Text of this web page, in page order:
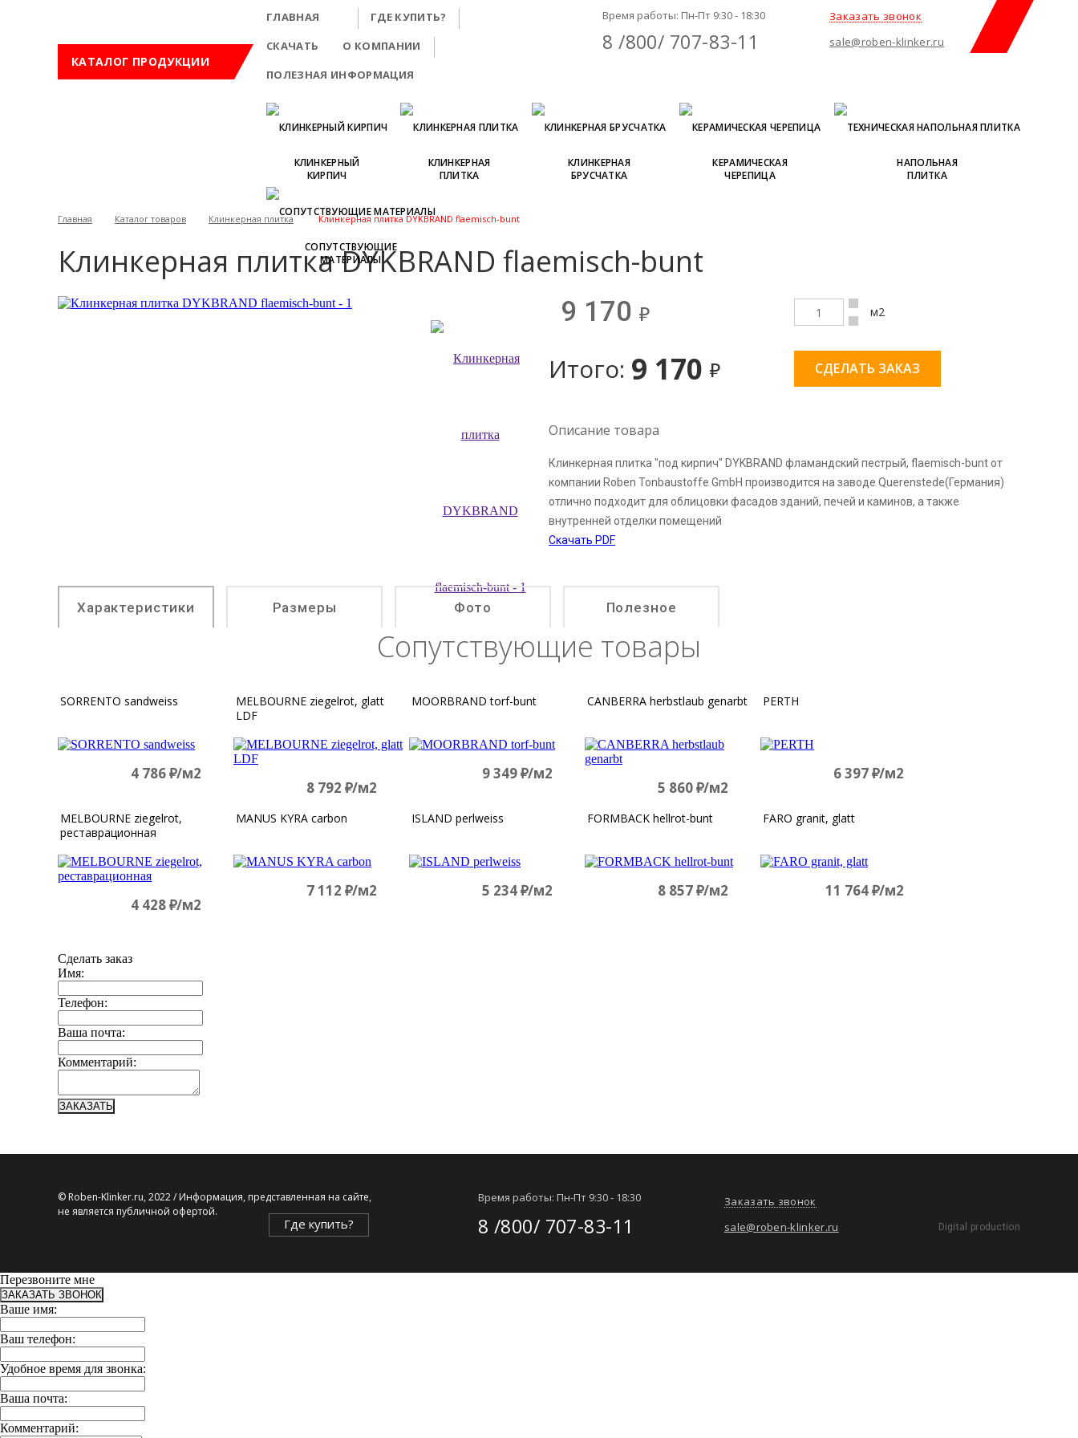
ГЛАВНАЯ
ГДЕ КУПИТЬ?
СКАЧАТЬ
О КОМПАНИИ
ПОЛЕЗНАЯ ИНФОРМАЦИЯ
Заказать звонок
sale@roben-klinker.ru
Время работы: Пн-Пт 9:30 - 18:30
8 /800/ 707-83-11
КЛИНКЕРНЫЙ
КИРПИЧ
КЛИНКЕРНАЯ
ПЛИТКА
КЛИНКЕРНАЯ
БРУСЧАТКА
КЕРАМИЧЕСКАЯ
ЧЕРЕПИЦА
НАПОЛЬНАЯ
ПЛИТКА
СОПУТСТВУЮЩИЕ
МАТЕРИАЛЫ
КАТАЛОГ ПРОДУКЦИИ
Главная Каталог товаров Клинкерная плитка Клинкерная плитка DYKBRAND flaemisch-bunt
Клинкерная плитка DYKBRAND flaemisch-bunt
9 170 д
Итого: 9 170 д
м2
СДЕЛАТЬ ЗАКАЗ
Описание товара
Клинкерная плитка "под кирпич" DYKBRAND фламандский пестрый, flaemisch-bunt от
компании Roben Tonbaustoffe GmbH производится на заводе Querenstede(Германия)
отлично подходит для облицовки фасадов зданий, печей и каминов, а также
внутренней отделки помещений
Скачать PDF
Характеристики Размеры Фото Полезное
Сопутствующие товары
SORRENTO sandweiss
4 786 д/м2
MELBOURNE ziegelrot, glatt
LDF
8 792 д/м2
MOORBRAND torf-bunt
9 349 д/м2
CANBERRA herbstlaub genarbt
5 860 д/м2
PERTH
6 397 д/м2
MELBOURNE ziegelrot,
реставрационная
4 428 д/м2
MANUS KYRA carbon
7 112 д/м2
ISLAND perlweiss
5 234 д/м2
FORMBACK hellrot-bunt
8 857 д/м2
FARO granit, glatt
11 764 д/м2
Сделать заказ
Имя:
Телефон:
Ваша почта:
Комментарий:
ЗАКАЗАТЬ
© Roben-Klinker.ru, 2022 / Информация, представленная на сайте,
не является публичной офертой.
Где купить?
Время работы: Пн-Пт 9:30 - 18:30
8 /800/ 707-83-11
Заказать звонок
sale@roben-klinker.ru
Digital production
Перезвоните мне
ЗАКАЗАТЬ ЗВОНОК
Ваше имя:
Ваш телефон:
Удобное время для звонка:
Ваша почта:
Комментарий: